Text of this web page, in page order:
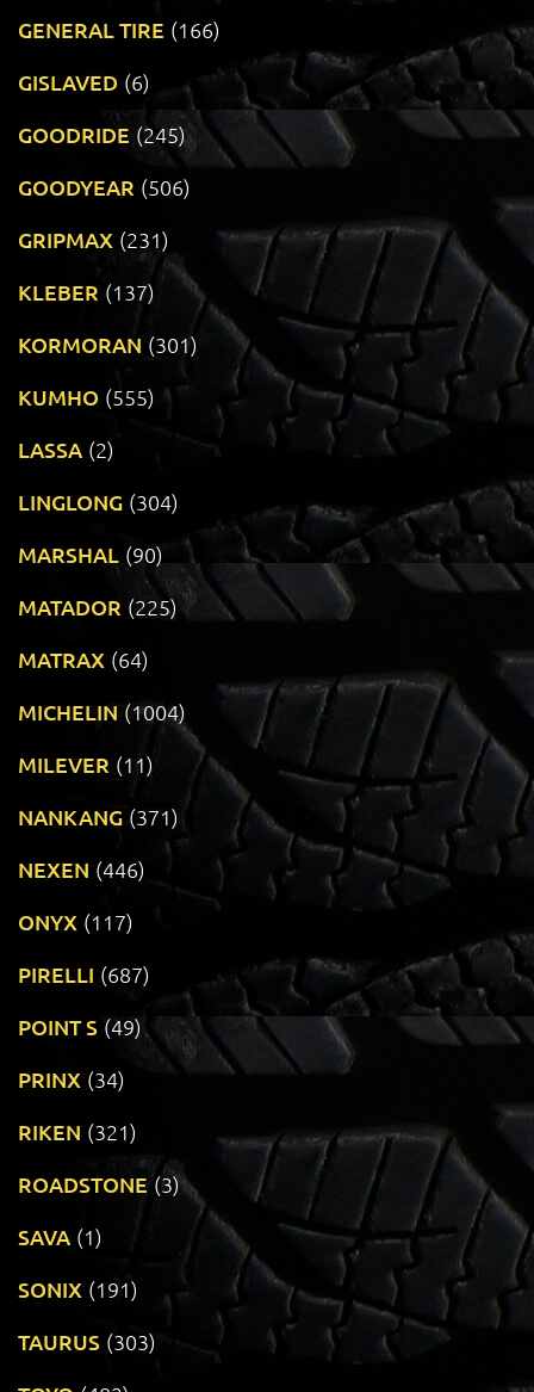
GENERAL TIRE (166)
GISLAVED (6)
GOODRIDE (245)
GOODYEAR (506)
GRIPMAX (231)
KLEBER (137)
KORMORAN (301)
KUMHO (555)
LASSA (2)
LINGLONG (304)
MARSHAL (90)
MATADOR (225)
MATRAX (64)
MICHELIN (1004)
MILEVER (11)
NANKANG (371)
NEXEN (446)
ONYX (117)
PIRELLI (687)
POINT S (49)
PRINX (34)
RIKEN (321)
ROADSTONE (3)
SAVA (1)
SONIX (191)
TAURUS (303)